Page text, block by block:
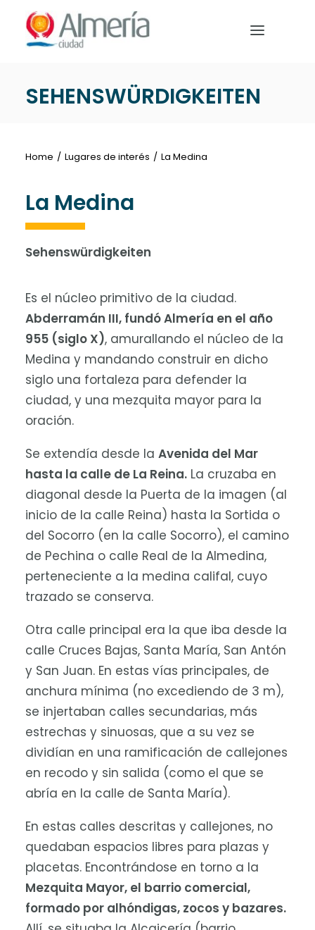
Nota:
este
accesibilidad.
Deutsch
SEHENSWÜRDIGKEITEN
Home Lugares de interés La Medina
La Medina
Sehenswürdigkeiten
Es el núcleo primitivo de la ciudad.
Abderramán III, fundó Almería en el año
955 (siglo X), amurallando el núcleo de la
Medina y mandando construir en dicho
siglo una fortaleza para defender la
ciudad, y una mezquita mayor para la
oración.
Se extendía desde la Avenida del Mar
hasta la calle de La Reina. La cruzaba en
diagonal desde la Puerta de la imagen (al
inicio de la calle Reina) hasta la Sortida o
del Socorro (en la calle Socorro), el camino
de Pechina o calle Real de la Almedina,
perteneciente a la medina califal, cuyo
trazado se conserva.
Otra calle principal era la que iba desde la
calle Cruces Bajas, Santa María, San Antón
y San Juan. En estas vías principales, de
anchura mínima (no excediendo de 3 m),
se injertaban calles secundarias, más
estrechas y sinuosas, que a su vez se
dividían en una ramificación de callejones
en recodo y sin salida (como el que se
abría en la calle de Santa María).
En estas calles descritas y callejones, no
quedaban espacios libres para plazas y
placetas. Encontrándose en torno a la
Mezquita Mayor, el barrio comercial,
formado por alhóndigas, zocos y bazares.